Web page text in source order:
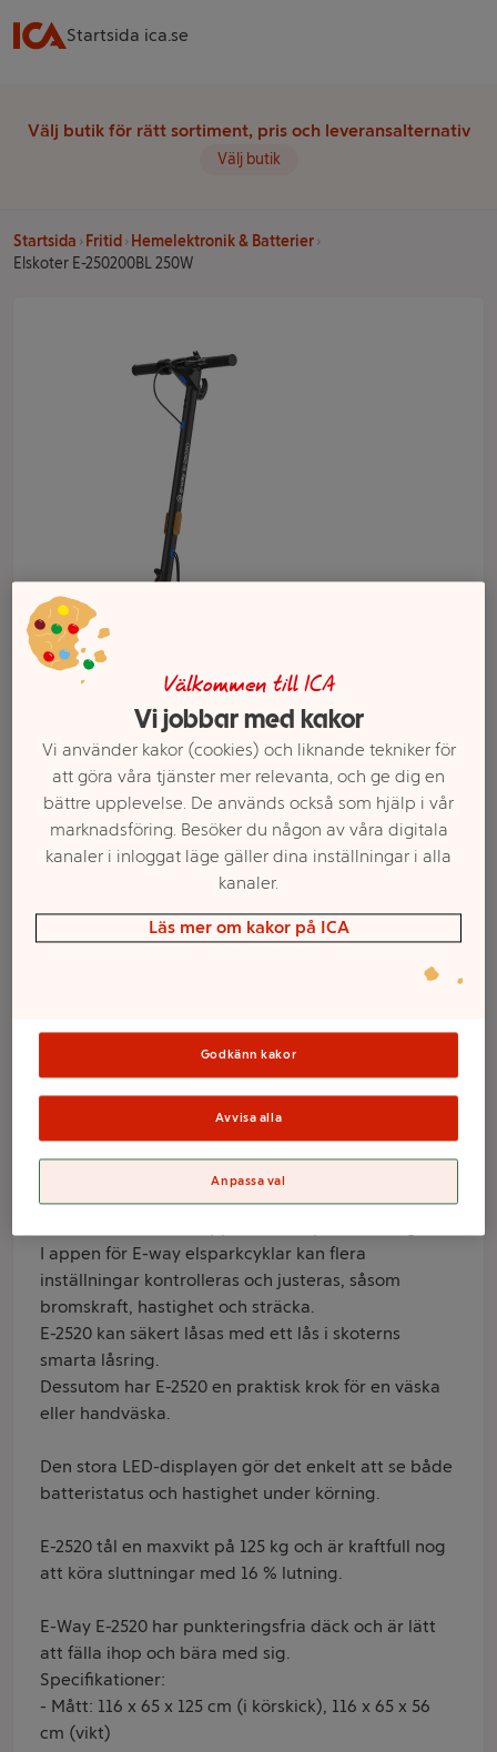
Startsida ica.se
Välj butik för rätt sortiment, pris och leveransalternativ
Välj butik
Startsida Fritid
Hemelektronik & Batterier
Elskoter E-250200BL 250W
Elskoter E-
Varumärke
Produktinformation
Elsparkcykeln E-Way E-25020 BL har en 250 watts
I appen för E-way elsparkcyklar kan flera
inställningar kontrolleras och justeras, såsom
bromskraft, hastighet och sträcka.
E-2520 kan säkert låsas med ett lås i skoterns
smarta låsring.
Dessutom har E-2520 en praktisk krok för en väska
eller handväska.
Den stora LED-displayen gör det enkelt att se både
batteristatus och hastighet under körning.
E-2520 tål en maxvikt på 125 kg och är kraftfull nog
att köra sluttningar med 16 % lutning.
E-Way E-2520 har punkteringsfria däck och är lätt
att fälla ihop och bära med sig.
Specifikationer:
- Mått: 116 x 65 x 125 cm (i körskick), 116 x 65 x 56
cm (vikt)
Välj butik och handla
Sortimentet kan variera mellan butikerna
Välkommen till ICA
Vi jobbar med kakor
Vi använder kakor (cookies) och liknande tekniker för
att göra våra tjänster mer relevanta, och ge dig en
bättre upplevelse. De används också som hjälp i vår
marknadsföring. Besöker du någon av våra digitala
kanaler i inloggat läge gäller dina inställningar i alla
kanaler.
Läs mer om kakor på ICA
Godkänn kakor
Avvisa alla
Anpassa val